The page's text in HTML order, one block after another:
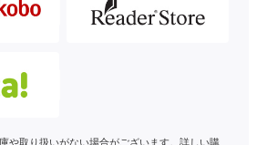
や取り扱いがない場合がございます。詳しい購